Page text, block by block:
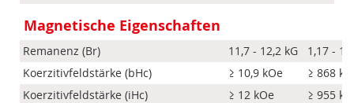
Magnetische Eigenschaften
Remanenz (Br) 11,7 - 12,2 kG
1,17 -
Koerzitivfeldstärke (bHc)
≥ 10,9 kOe
≥ 868
Koerzitivfeldstärke (iHc)
≥ 12 kOe
≥ 955